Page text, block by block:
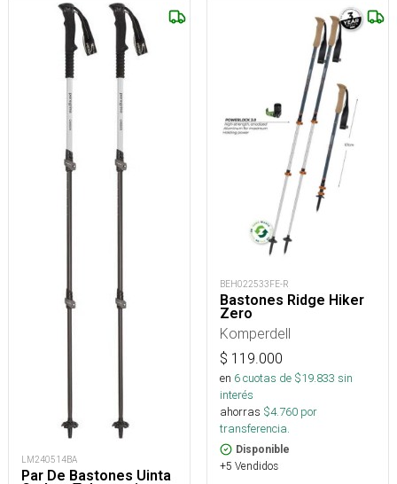
LM240514BA
Par De Bastones Uinta
BEH022533FE-R
Bastones Ridge Hiker
Zero
Komperdell
$ 119.000
en 6cuotas de $19.833 sin
interés
ahorras $4.760 por
transferencia.
Disponible
+5 Vendidos